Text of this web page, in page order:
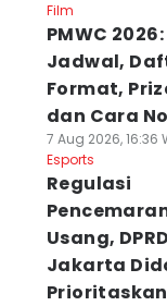
Film
PMWC 2026:
Jadwal,
Format,
dan Cara
7 Aug 2026, 16:36
Esports
Regulasi
Usang,
Jakarta